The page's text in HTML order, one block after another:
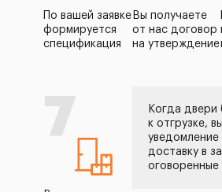
По вашей заявке
формируется
спецификация
Вы получаете
от нас договор
на утверждение
7
Когда двери
к отгрузке,
доставку в
оговоренные